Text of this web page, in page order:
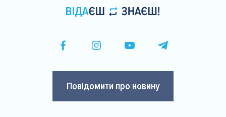
Повідомити про новину